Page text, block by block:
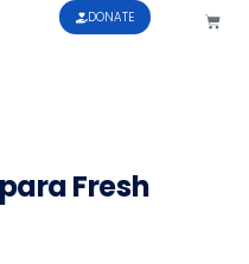
DONATE
Fresh